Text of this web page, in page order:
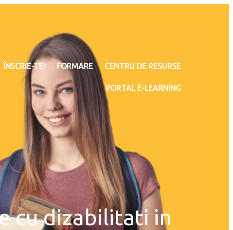
ÎNSCRIE-TE! FORMARE CENTRU DE RESURSE
PORTAL E-LEARNING
cu dizabilitati in